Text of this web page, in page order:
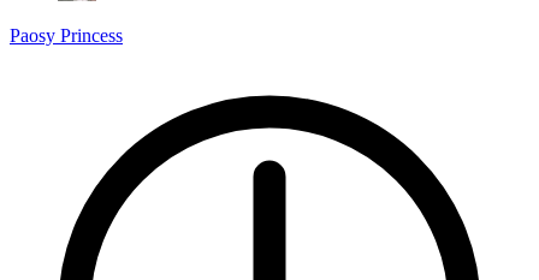
Paosy Princess